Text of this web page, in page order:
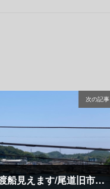
次の記事
【成約済/屋上から渡船見えます/尾道旧市街】